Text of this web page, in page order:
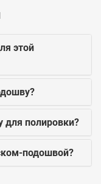
этой
для полировки?
подошвой?